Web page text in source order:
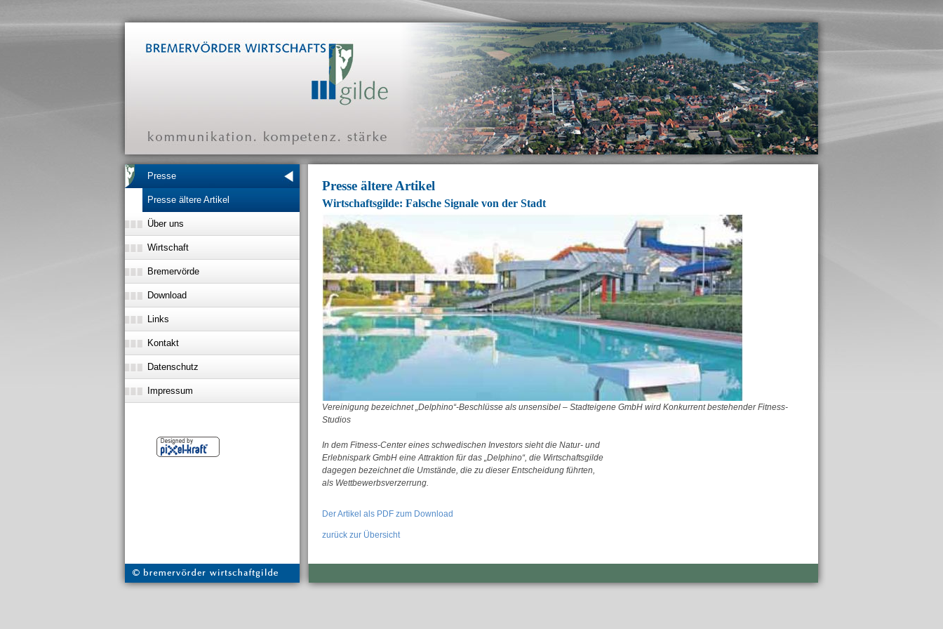
Presse ältere Artikel
Wirtschaftsgilde: Falsche Signale von der Stadt
Vereinigung bezeichnet „Delphino“-Beschlüsse als unsensibel – Stadteigene GmbH wird Konkurrent bestehender Fitness-
Studios
In dem Fitness-Center eines schwedischen Investors sieht die Natur- und
Erlebnispark GmbH eine Attraktion für das „Delphino“, die Wirtschaftsgilde
dagegen bezeichnet die Umstände, die zu dieser Entscheidung führten,
als Wettbewerbsverzerrung.
Der Artikel als PDF zum Download
zurück zur Übersicht
Presse
Presse ältere Artikel
Über uns
Wirtschaft
Bremervörde
Download
Links
Kontakt
Datenschutz
Impressum